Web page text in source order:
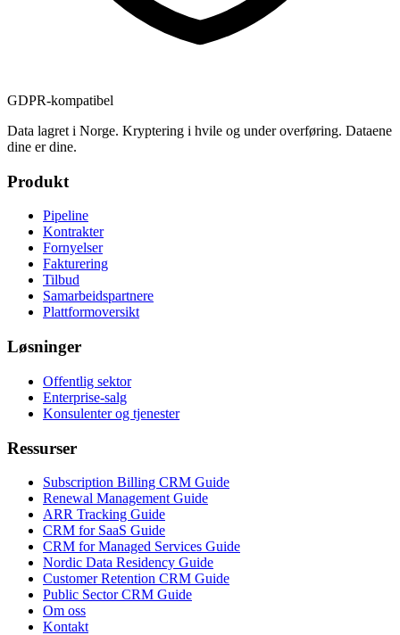
GDPR-kompatibel
Data lagret i Norge. Kryptering i hvile og under overføring. Dataene
dine er dine.
Produkt
Pipeline
Kontrakter
Fornyelser
Fakturering
Tilbud
Samarbeidspartnere
Plattformoversikt
Løsninger
Offentlig sektor
Enterprise-salg
Konsulenter og tjenester
Ressurser
Subscription Billing CRM Guide
Renewal Management Guide
ARR Tracking Guide
CRM for SaaS Guide
CRM for Managed Services Guide
Nordic Data Residency Guide
Customer Retention CRM Guide
Public Sector CRM Guide
Om oss
Kontakt